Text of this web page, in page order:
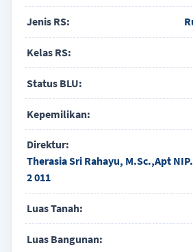
Jenis RS:
Kelas RS:
Status BLU:
Kepemilikan:
Direktur:
Therasia Sri Rahayu, M.Sc.,Apt
2 011
Luas Tanah:
Luas Bangunan: